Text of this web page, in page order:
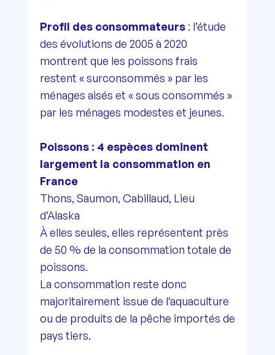
Profil des consommateurs: l’étude
des évolutions de 2005 à 2020
montrent que les poissons frais
restent « surconsommés » par les
ménages aisés et « sous consommés »
par les ménages modestes et jeunes.
Poissons : 4 espèces dominent
largement la consommation en
France
Thons, Saumon, Cabillaud, Lieu
d’Alaska
À elles seules, elles représentent près
de 50 % de la consommation totale de
poissons.
La consommation reste donc
majoritairement issue de l’aquaculture
ou de produits de la pêche importés de
pays tiers.